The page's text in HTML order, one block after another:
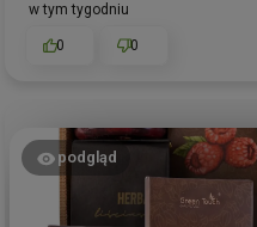
w tym tygodniu
0 0
podgląd